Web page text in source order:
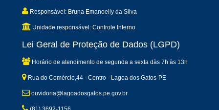
Responsável: Bruna Emanoelly da Silva
Unidade responsável: Controle Interno
Lei Geral de Proteção de Dados (LGPD)
Horário de atendimento de segunda a sexta dàs 7h às 13h
Rua do Comércio,44 - Centro - Lagoa dos Gatos-PE
ouvidoria@lagoadosgatos.pe.gov.br